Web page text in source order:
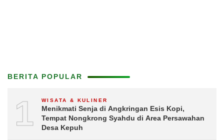
BERITA POPULAR
1 WISATA & KULINER
Menikmati Senja di Angkringan Esis Kopi,
Tempat Nongkrong Syahdu di Area Persawahan
Desa Kepuh